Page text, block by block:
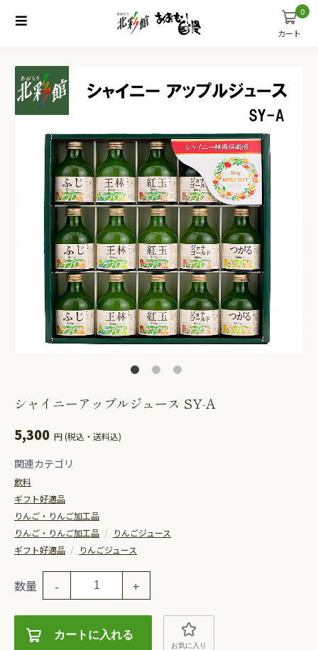
0
カート
シャイニーアップルジュース SY-A
5,300 円 (税込・送料込)
関連カテゴリ
飲料
ギフト好適品
りんご・りんご加工品
りんご・りんご加工品 / りんごジュース
ギフト好適品 / りんごジュース
数量 - +
カートに入れる
お気に入り